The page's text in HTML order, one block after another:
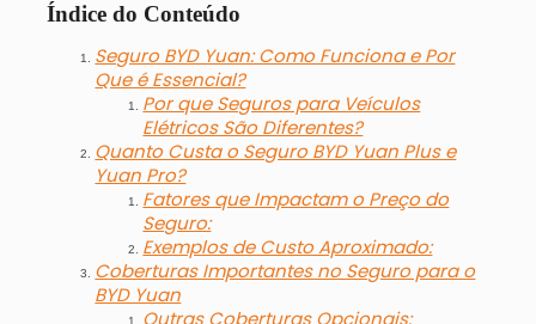
Índice do Conteúdo
Seguro BYD Yuan: Como Funciona e Por
Que é Essencial?
Por que Seguros para Veículos
Elétricos São Diferentes?
Quanto Custa o Seguro BYD Yuan Plus e
Yuan Pro?
Fatores que Impactam o Preço do
Seguro:
Exemplos de Custo Aproximado:
Coberturas Importantes no Seguro para o
BYD Yuan
Outras Coberturas Opcionais: